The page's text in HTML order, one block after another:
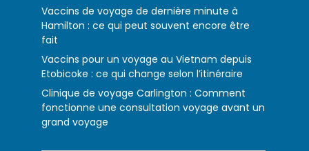
Vaccins de voyage de dernière minute à
Hamilton : ce qui peut souvent encore être
fait
Vaccins pour un voyage au Vietnam depuis
Etobicoke : ce qui change selon l’itinéraire
Clinique de voyage Carlington : Comment
fonctionne une consultation voyage avant un
grand voyage